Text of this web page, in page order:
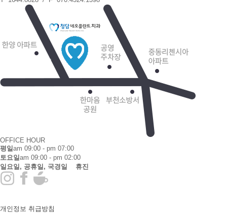
OFFICE HOUR
평일am 09:00 - pm 07:00
토요일am 09:00 - pm 02:00
일요일, 공휴일, 국경일 휴진
개인정보 취급방침